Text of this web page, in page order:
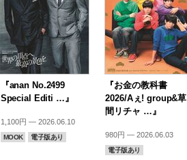
『anan No.2499
Special Editi …』
1,100円 — 2026.06.10
MOOK 電子版あり
『お金の教科書
2026/Aぇ! group&草
間リチャ …』
980円 — 2026.06.03
電子版あり